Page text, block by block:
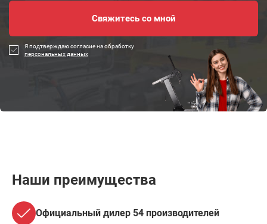
Я подтверждаю согласие на обработку
персональных данных
Наши преимущества
Официальный дилер 54 производителей